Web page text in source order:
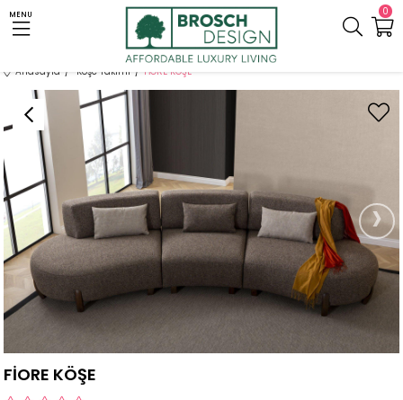
0
MENU
Anasayfa Köşe Takımı FİORE KÖŞE
›
FİORE KÖŞE